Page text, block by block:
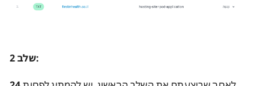
שלב 2: